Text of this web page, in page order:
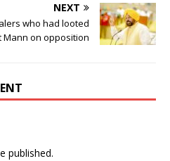
NEXT
who had looted
on opposition
published.